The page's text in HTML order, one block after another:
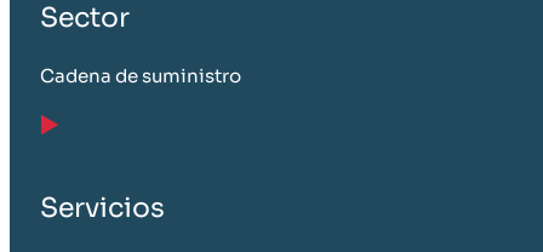
Sector
Cadena de suministro
Servicios